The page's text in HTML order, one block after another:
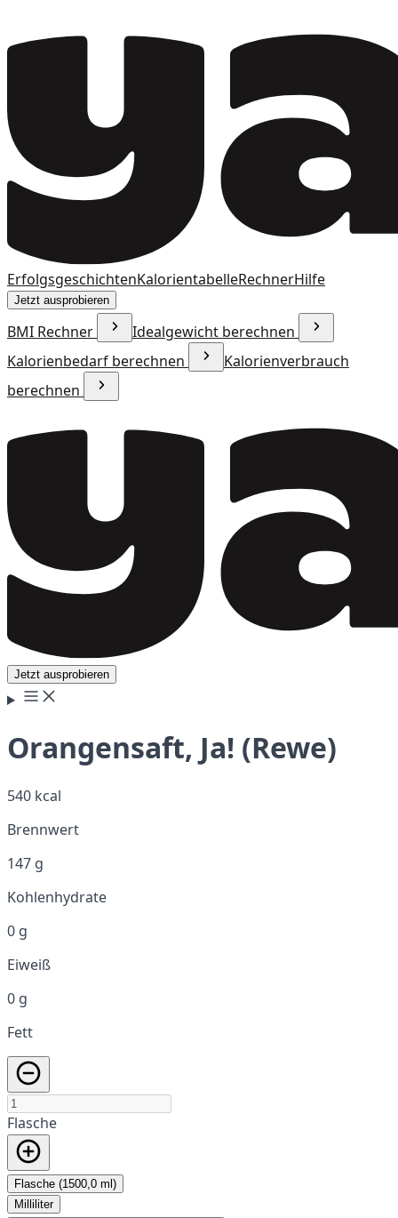
ErfolgsgeschichtenKalorientabelleRechnerHilfe
Jetzt ausprobieren
BMI Rechner
Idealgewicht berechnen
Kalorienbedarf berechnen
Kalorienverbrauch
berechnen
Jetzt ausprobieren
Orangensaft, Ja! (Rewe)
540 kcal
Brennwert
147 g
Kohlenhydrate
0 g
Eiweiß
0 g
Fett
Flasche
Flasche (1500,0 ml)
Milliliter